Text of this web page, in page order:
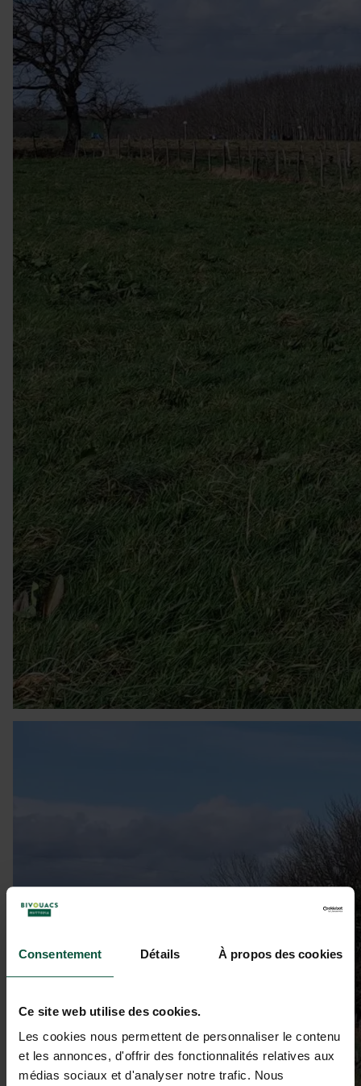
Consentement Détails À propos des cookies
Ce site web utilise des cookies.
Les cookies nous permettent de personnaliser le contenu
et les annonces, d'offrir des fonctionnalités relatives aux
médias sociaux et d'analyser notre trafic. Nous